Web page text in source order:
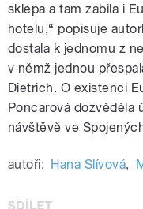
sklepa a tam zabila i
hotelu,“ popisuje
dostala k jednomu z
v němž jednou
Dietrich. O existenci
Poncarová dozvěděla
návštěvě ve
autoři: Hana Slívová,